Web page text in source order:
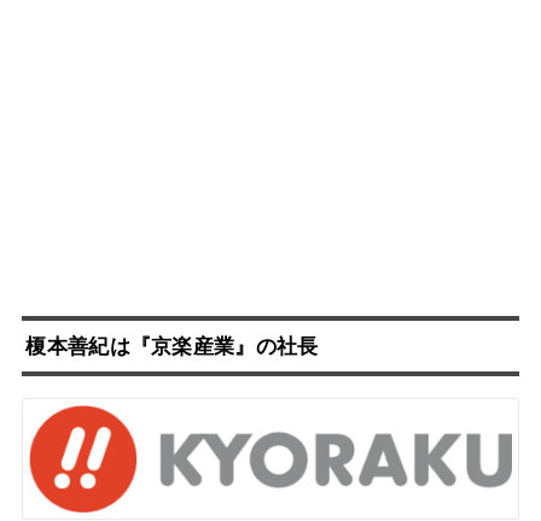
榎本善紀は『京楽産業 』の社長